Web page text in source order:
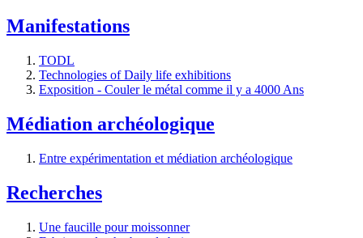
Manifestations
TODL
Technologies of Daily life exhibitions
Exposition - Couler le métal comme il y a 4000 Ans
Médiation archéologique
Entre expérimentation et médiation archéologique
Recherches
Une faucille pour moissonner